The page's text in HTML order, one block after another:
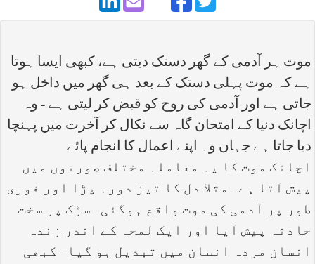
موت ہر آدمی کے گھر دستک دیتی ہے، کبھی ایسا ہوتا
ہے کہ موت پہلی دستک کے بعد ہی گھر میں داخل ہو
جاتی ہے اور آدمی کی روح کو قبض کر لیتی ہے - وہ
اچانک دنیا کے امتحان گاہ سے نکال کر آخرت میں پہنچا
دیا جاتا ہے جہاں وہ اپنے اعمال کا انجام پائے
اچانک موت کا یہ معاملہ مختلف صورتوں میں
پیش آتا ہے - مثلا دل کا تیز دورہ پڑا اور فوری
طور پر آدمی کی موت واقع ہوگئی - سڑک پر سخت
حادثہ پیش آیا اور ایک لمحہ کے اندر زندہ
انسان مردہ انسان میں تبدیل ہو گیا - کبھی